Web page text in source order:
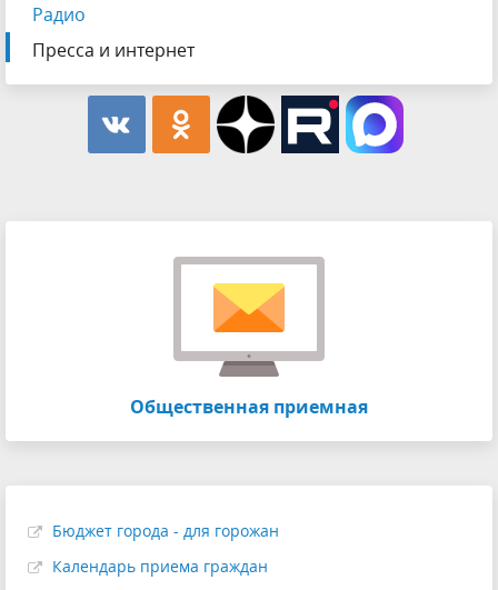
Радио
Пресса и интернет
Общественная приемная
Бюджет города - для горожан
Календарь приема граждан